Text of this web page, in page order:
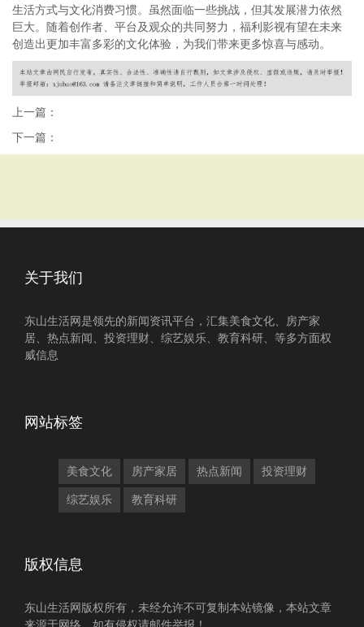
生活方式与文化消费习惯。虽然面临一些挑战，但其发展潜力依然
巨大。随着创作者、平台及观众的共同努力，福利影视有望在未来
创造出更加丰富多彩的文化体验，为我们带来更多惊喜与感动。
上一篇：
下一篇：
关于我们
东山生活网是领先的新闻资讯平台，汇集美食文化、房产家
居、热点新闻、投资理财、综艺娱乐、教育科研、等多方面权
威信息
网站标签
美食文化 房产家居 热点新闻 投资理财
综艺娱乐 教育科研
版权信息
东山生活网版权所有，未经允许不可复制本站镜像，本站文章